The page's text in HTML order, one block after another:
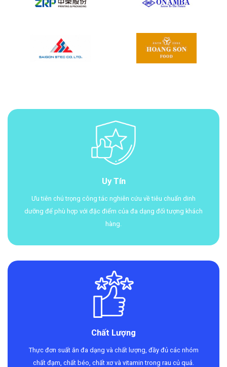
Uy Tín
Ưu tiên chú trọng công tác nghiên cứu về tiêu chuẩn dinh
dưỡng để phù hợp với đặc điểm của đa dạng đối tượng khách
hàng.
Chất Lượng
Thực đơn suất ăn đa dạng và chất lượng, đầy đủ các nhóm
chất đạm, chất béo, chất xơ và vitamin trong rau củ quả.